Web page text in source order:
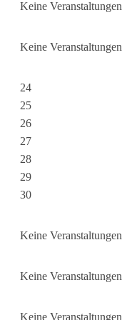
Keine Veranstaltungen
Keine Veranstaltungen
24
25
26
27
28
29
30
Keine Veranstaltungen
Keine Veranstaltungen
Keine Veranstaltungen